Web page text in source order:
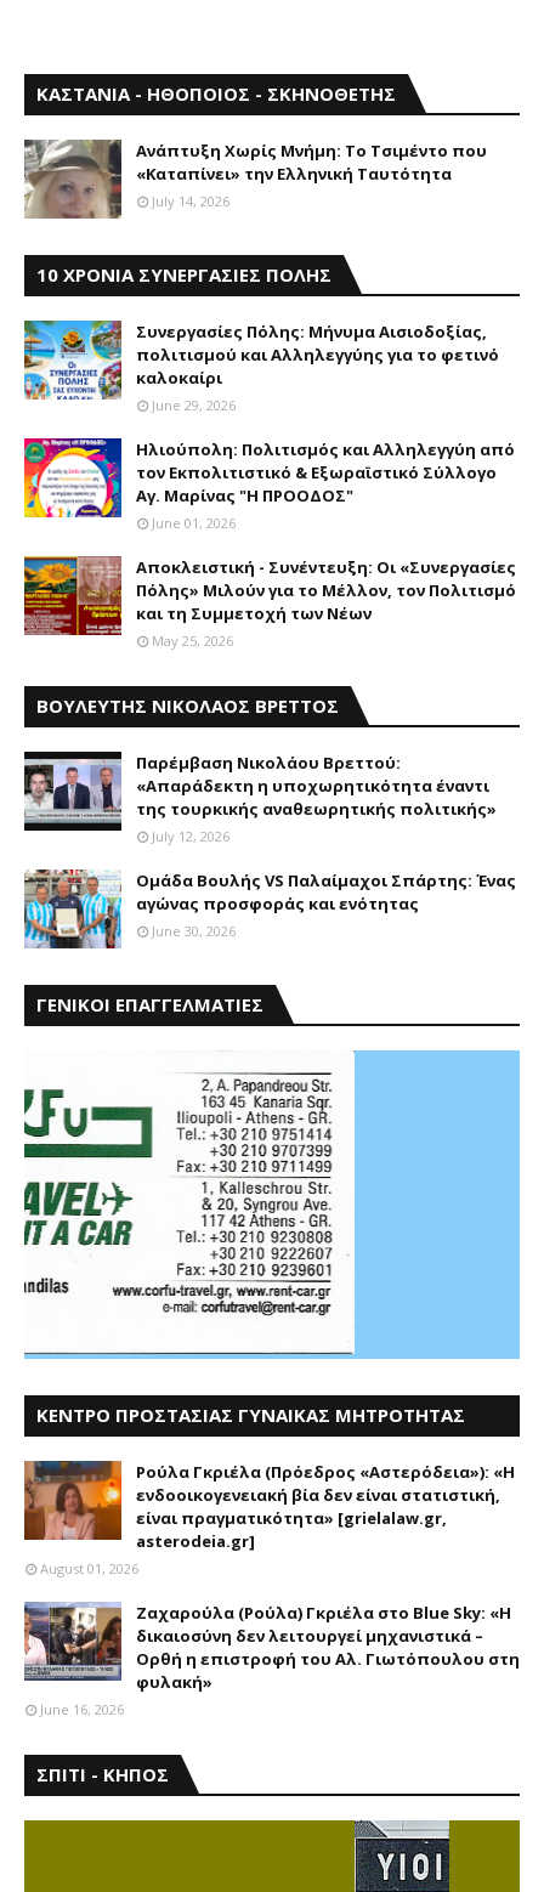
ΚΑΣΤΑΝΙΑ - ΗΘΟΠΟΙΟΣ - ΣΚΗΝΟΘΕΤΗΣ
Aνάπτυξη Xωρίς Mνήμη: Το Τσιμέντο που
«Καταπίνει» την Ελληνική Ταυτότητα
July 14, 2026
10 ΧΡΟΝΙΑ ΣΥΝΕΡΓΑΣΙΕΣ ΠΟΛΗΣ
Συνεργασίες Πόλης: Mήνυμα Aισιοδοξίας,
πολιτισμού και Aλληλεγγύης για το φετινό
καλοκαίρι
June 29, 2026
Ηλιούπολη: Πολιτισμός και Aλληλεγγύη από
τον Εκπολιτιστικό & Εξωραϊστικό Σύλλογο
Αγ. Μαρίνας "Η ΠΡΟΟΔΟΣ"
June 01, 2026
Αποκλειστική - Συνέντευξη: Οι «Συνεργασίες
Πόλης» Μιλούν για το Μέλλον, τον Πολιτισμό
και τη Συμμετοχή των Νέων
May 25, 2026
ΒΟΥΛΕΥΤΗΣ ΝΙΚΟΛΑΟΣ ΒΡΕΤΤΟΣ
Παρέμβαση Nικολάου Bρεττού:
«Aπαράδεκτη η υποχωρητικότητα έναντι
της τουρκικής αναθεωρητικής πολιτικής»
July 12, 2026
Ομάδα Βουλής VS Παλαίμαχοι Σπάρτης: Ένας
αγώνας προσφοράς και ενότητας
June 30, 2026
ΓΕΝΙΚΟΙ ΕΠΑΓΓΕΛΜΑΤΙΕΣ
ΚΕΝΤΡΟ ΠΡΟΣΤΑΣΙΑΣ ΓΥΝΑΙΚΑΣ ΜΗΤΡΟΤΗΤΑΣ
Ρούλα Γκριέλα (Πρόεδρος «Αστερόδεια»): «Η
ενδοοικογενειακή βία δεν είναι στατιστική,
είναι πραγματικότητα» [grielalaw.gr,
asterodeia.gr]
August 01, 2026
Ζαχαρούλα (Ρούλα) Γκριέλα στο Blue Sky: «Η
δικαιοσύνη δεν λειτουργεί μηχανιστικά –
Ορθή η επιστροφή του Αλ. Γιωτόπουλου στη
φυλακή»
June 16, 2026
ΣΠΙΤΙ - ΚΗΠΟΣ